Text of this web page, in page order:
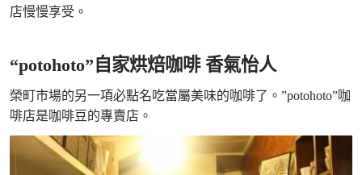
店慢慢享受。
“potohoto”自家烘焙咖啡 香氣怡人
榮町市場的另一項必點名吃當屬美味的咖啡了。”potohoto”咖
啡店是咖啡豆的專賣店。